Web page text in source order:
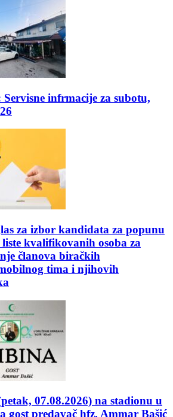
infrmacije za subotu,
za izbor kandidata za popunu
liste kvalifikovanih osoba za
članova biračkih
tima i njihovih
07.08.2026) na stadionu u
gost predavač hfz. Ammar Bašić